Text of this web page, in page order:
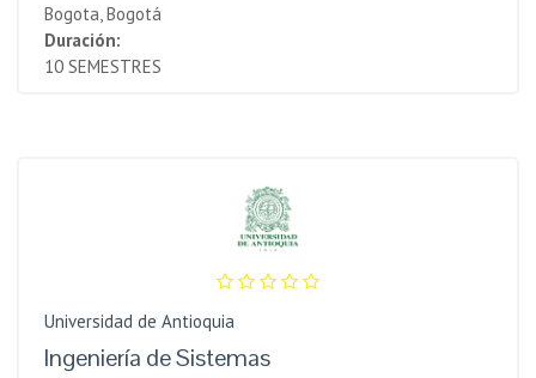
Bogota, Bogotá
Duración:
10 SEMESTRES
Universidad de Antioquia
Ingeniería de Sistemas